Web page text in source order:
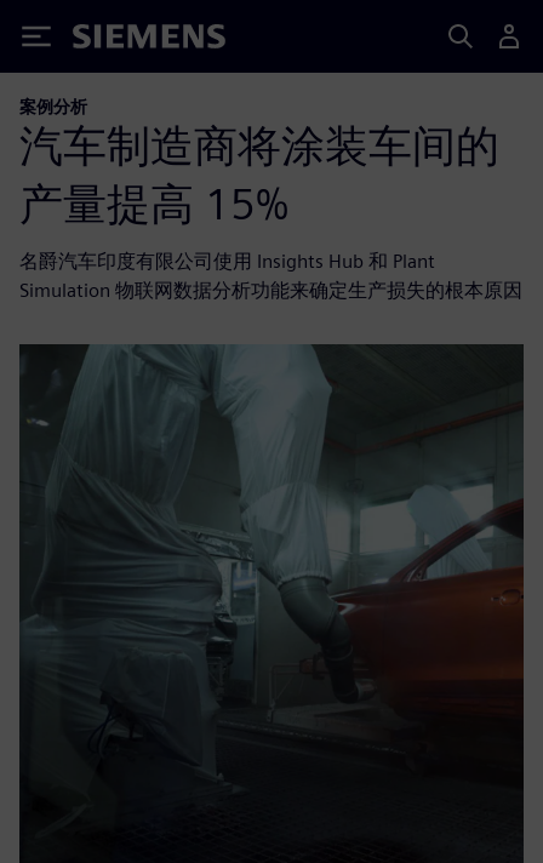
Siemens
案例分析
汽车制造商将涂装车间的
产量提高 15%
名爵汽车印度有限公司使用 Insights Hub 和 Plant
Simulation 物联网数据分析功能来确定生产损失的根本原因